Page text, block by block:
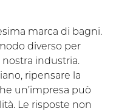
marca di bagni.
diverso per
industria.
ripensare la
un’impresa può
Le risposte non